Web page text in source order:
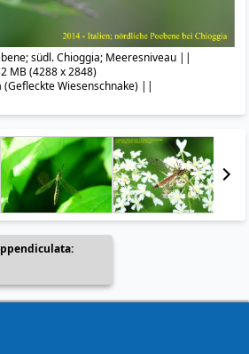
südl. Chioggia; Meeresniveau ||
MB (4288 x 2848)
Wiesenschnake) ||